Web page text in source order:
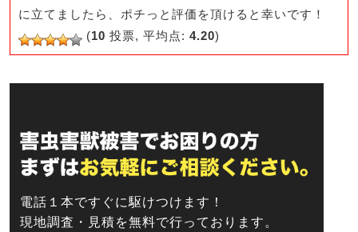
e
b
er n
a
に立てましたら、ポチっと評価を頂けると幸いです！
(10 投票, 平均点: 4.20)
電話１本ですぐに駆けつけます！
現地調査・見積を無料で行っております。